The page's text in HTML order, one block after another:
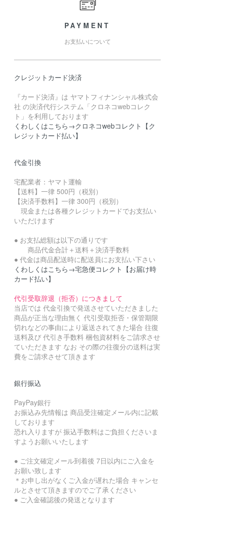
PAYMENT
お支払いについて
クレジットカード決済
『カード決済』は ヤマトフィナンシャル株式会
社 の決済代行システム「クロネコwebコレク
ト」を利用しております
くわしくはこちら→クロネコwebコレクト【ク
レジットカード払い】
代金引換
宅配業者：ヤマト運輸
【送料】一律 500円（税別）
【決済手数料】一律 300円（税別）
現金または各種クレジットカードでお支払い
いただけます
● お支払総額は以下の通りです
商品代金合計＋送料＋決済手数料
● 代金は商品配送時に配送員にお支払い下さい
くわしくはこちら→宅急便コレクト【お届け時
カード払い】
代引受取辞退（拒否）につきまして
当店では 代金引換で発送させていただきました
商品が正当な理由無く 代引受取拒否・保管期限
切れなどの事由により返送されてきた場合 往復
送料及び 代引き手数料 梱包資材料をご請求させ
ていただきます なお その際の往復分の送料は実
費をご請求させて頂きます
銀行振込
PayPay銀行
お振込み先情報は 商品受注確定メール内に記載
しております
恐れ入りますが 振込手数料はご負担くださいま
すようお願いいたします
● ご注文確定メール到着後 7日以内にご入金を
お願い致します
＊お申し出がなくご入金が遅れた場合 キャンセ
ルとさせて頂きますのでご了承ください
● ご入金確認後の発送となります